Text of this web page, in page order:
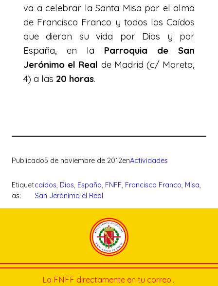
va a celebrar la Santa Misa por el alma
de Francisco Franco y todos los Caídos
que dieron su vida por Dios y por
España, en la Parroquia de San
Jerónimo el Real de Madrid (c/ Moreto,
4) a las 20 horas.
Publicado5 de noviembre de 2012enActividades
Etiquet
as:
caídos, Dios, España, FNFF, Francisco Franco, Misa
San Jerónimo el Real
La FNFF directamente en tu correo…